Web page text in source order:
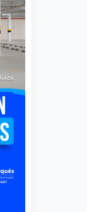
en el
Querétaro;
Gayou se
La diputada local
formalizó esta
a Morena, con
en el Partido